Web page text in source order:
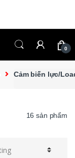
0
Cảm biến lực/
16 sản phẩm